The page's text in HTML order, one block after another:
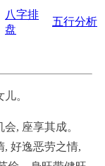
八字排
盘
五行分析
。
, 座享其成。
, 好逸恶劳之情,